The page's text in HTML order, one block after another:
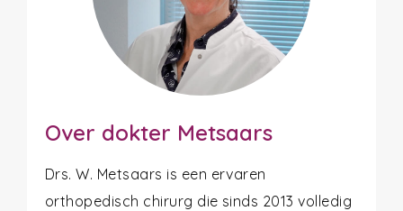
Over dokter Metsaars
Drs. W. Metsaars is een ervaren
orthopedisch chirurg die sinds 2013 volledig